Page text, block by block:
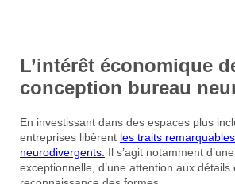
L’intérêt économique
conception bureau
En investissant dans des espaces plus
entreprises libèrent les traits
neurodivergents. Il s’agit notamment
exceptionnelle, d’une attention aux détails